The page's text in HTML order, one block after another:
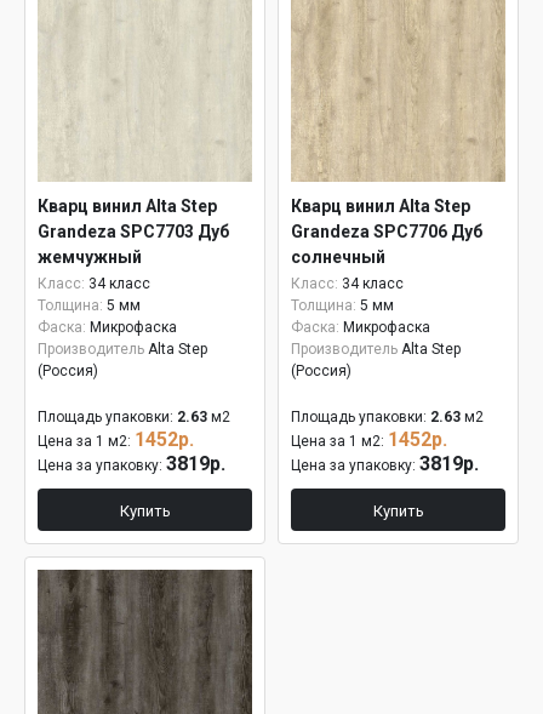
Кварц винил Alta Step
Grandeza SPC7703 Дуб
жемчужный
Класс: 34 класс
Толщина: 5 мм
Фаска: Микрофаска
Производитель Alta Step
(Россия)
Площадь упаковки: 2.63 м2
Цена за 1 м2: 1452р.
Цена за упаковку: 3819р.
Купить
Кварц винил Alta Step
Grandeza SPC7706 Дуб
солнечный
Класс: 34 класс
Толщина: 5 мм
Фаска: Микрофаска
Производитель Alta Step
(Россия)
Площадь упаковки: 2.63 м2
Цена за 1 м2: 1452р.
Цена за упаковку: 3819р.
Купить